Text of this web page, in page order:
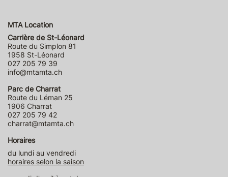
MTA Location
Carrière de St-Léonard
Route du Simplon 81
1958 St-Léonard
027 205 79 39
info@mtamta.ch
Parc de Charrat
Route du Léman 25
1906 Charrat
027 205 79 42
charrat@mtamta.ch
Horaires
du lundi au vendredi
horaires selon la saison